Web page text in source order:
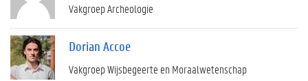
Vakgroep Archeologie
Dorian Accoe
Vakgroep Wijsbegeerte en Moraalwetenschap